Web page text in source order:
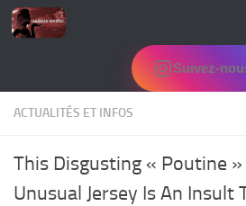
Skip to content
Suivez-
ACTUALITÉS ET INFOS
This Disgusting « Poutine »
Unusual Jersey Is An Insult